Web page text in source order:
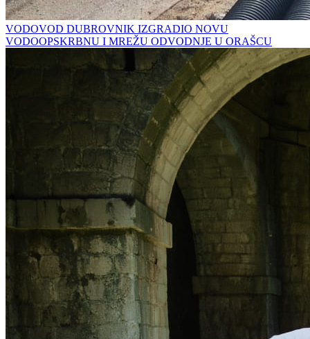
VODOVOD DUBROVNIK IZGRADIO NOVU
VODOOPSKRBNU I MREŽU ODVODNJE U ORAŠCU